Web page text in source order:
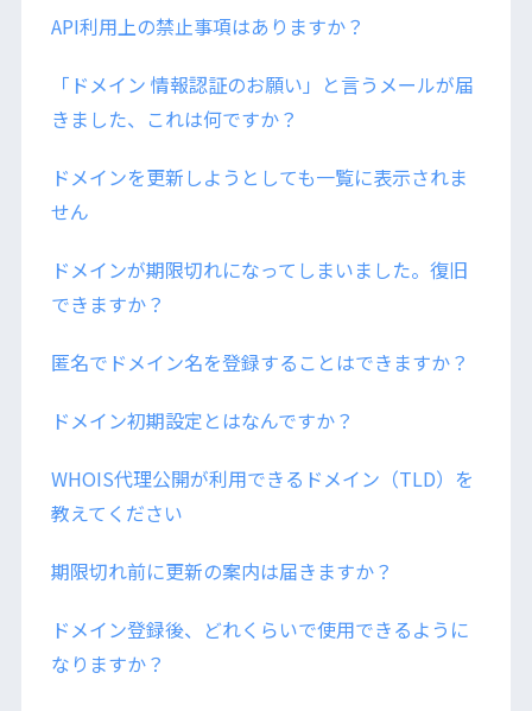
API利用上の禁止事項はありますか？
「ドメイン 情報認証のお願い」と言うメールが届
きました、これは何ですか？
ドメインを更新しようとしても一覧に表示されま
せん
ドメインが期限切れになってしまいました。復旧
できますか？
匿名でドメイン名を登録することはできますか？
ドメイン初期設定とはなんですか？
WHOIS代理公開が利用できるドメイン（TLD）を
教えてください
期限切れ前に更新の案内は届きますか？
ドメイン登録後、どれくらいで使用できるように
なりますか？